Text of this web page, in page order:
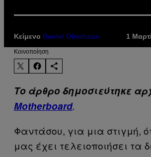
Κείμενο Daniel Oberhaus 1
Kοινοποίηση
Το άρθρο δημοσιεύτηκε
Motherboard.
Φαντάσου, για μια στιγμή,
μας έχει τελειοποιήσει τα